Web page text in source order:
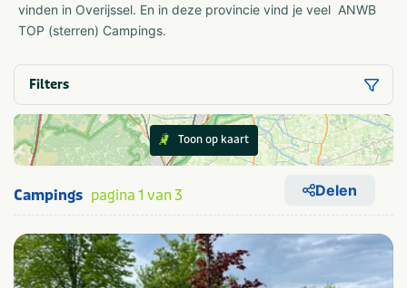
vinden in Overijssel. En in deze provincie vind je veel ANWB
TOP (sterren) Campings.
Filters
Toon op kaart
Campings pagina 1 van 3 Delen